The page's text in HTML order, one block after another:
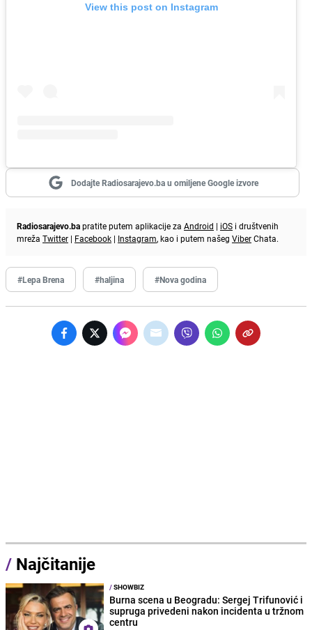
View this post on Instagram
Dodajte Radiosarajevo.ba u omiljene Google izvore
Radiosarajevo.bapratite putem aplikacije za Android | iOS i društvenih
mreža Twitter | Facebook | Instagram, kao i putem našeg ViberChata.
#Lepa Brena #haljina #Nova godina
/ Najčitanije
/SHOWBIZ
Burna scena u Beogradu: Sergej Trifunović i
supruga privedeni nakon incidenta u tržnom
centru